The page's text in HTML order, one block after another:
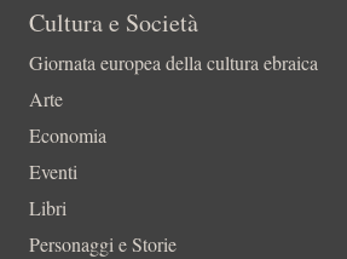
Cultura e Società
Giornata europea della cultura ebraica
Arte
Economia
Eventi
Libri
Personaggi e Storie